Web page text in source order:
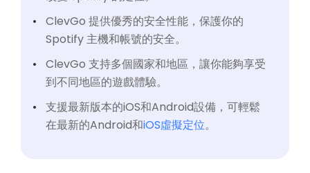
ClevGo 提供優秀的安全性能，保護你的
Spotify 主機和帳號的安全。
ClevGo 支持多個國家和地區，讓你能夠享受
到不同地區的遊戲體驗。
支援最新版本的iOS和Android設備，可輕鬆
在最新的Android和iOS虛擬定位。